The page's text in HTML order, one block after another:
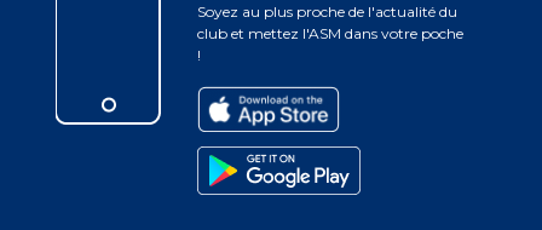
Soyez au plus proche de l'actualité du
club et mettez l'ASM dans votre poche
!